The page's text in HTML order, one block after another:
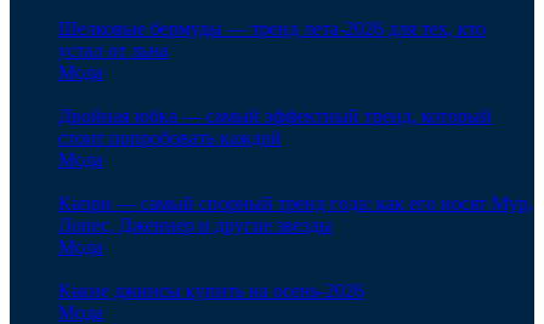
Шелковые бермуды — тренд лета-2026 для тех, кто
устал от льна
Мода
Двойная юбка — самый эффектный тренд, который
стоит попробовать каждой
Мода
Капри — самый спорный тренд года: как его носят Мур,
Лопес, Дженнер и другие звезды
Мода
Какие джинсы купить на осень-2026
Мода